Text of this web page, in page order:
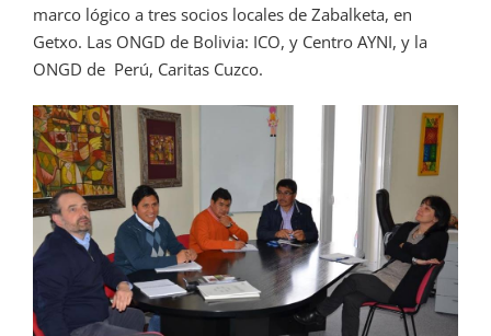
marco lógico a tres socios locales de Zabalketa, en
Getxo. Las ONGD de Bolivia: ICO, y Centro AYNI, y la
ONGD de Perú, Caritas Cuzco.